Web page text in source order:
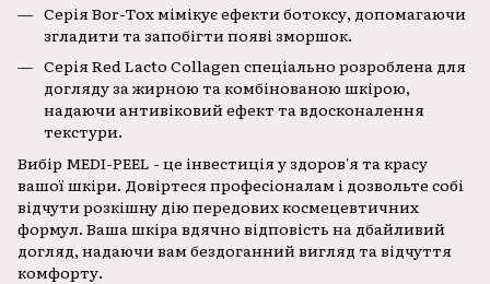
Серія Bor-Tox мімікує ефекти ботоксу, допомагаючи
згладити та запобігти появі зморшок.
Серія Red Lacto Collagen спеціально розроблена для
догляду за жирною та комбінованою шкірою,
надаючи антивіковий ефект та вдосконалення
текстури.
Вибір MEDI-PEEL - це інвестиція у здоров'я та красу
вашої шкіри. Довіртеся професіоналам і дозвольте собі
відчути розкішну дію передових космецевтичних
формул. Ваша шкіра вдячно відповість на дбайливий
догляд, надаючи вам бездоганний вигляд та відчуття
комфорту.